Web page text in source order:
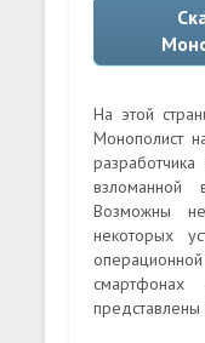
На этой
Монополист
взломанной
Возможны
некоторых
представлены